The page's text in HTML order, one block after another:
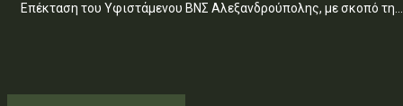
Επέκταση του Υφιστάμενου ΒΝΣ Αλεξανδρούπολης, με σκοπό τη...